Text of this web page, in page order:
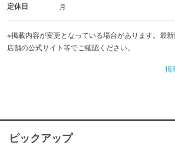
定休日 月
※掲載内容が変更となっている場合があります。最
店舗の公式サイト等でご確認ください。
掲
ピックアップ